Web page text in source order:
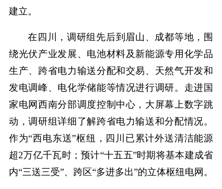
建立。
在四川，调研组先后到眉山、成都等地，围
绕光伏产业发展、电池材料及新能源专用化学品
生产、跨省电力输送分配和交易、天然气开发和
发电调峰、电化学储能等情况进行调研。走进国
家电网西南分部调度控制中心，大屏幕上数字跳
动，调研组详细了解跨省电力输送和分配情况。
作为“西电东送”枢纽，四川已累计外送清洁能源
超2万亿千瓦时；预计“十五五”时期将基本建成省
内“三送三受”、跨区“多进多出”的立体枢纽电网。